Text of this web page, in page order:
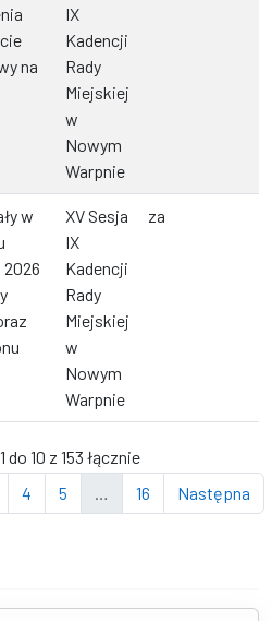
na
IX
Kadencji
Rady
Miejskiej
w
Nowym
Warpnie
w
XV Sesja
IX
Kadencji
Rady
Miejskiej
w
Nowym
Warpnie
za
do 10 z 153 łącznie
4 5 16 Następna